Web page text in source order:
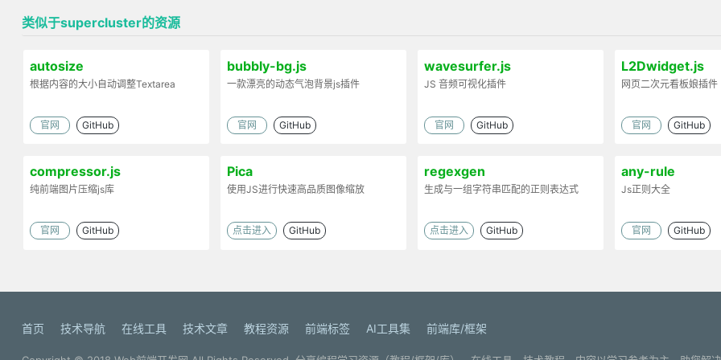
类似于supercluster的资源
autosize
根据内容的大小自动调整Textarea
官网 GitHub
bubbly-bg.js
一款漂亮的动态气泡背景js插件
官网 GitHub
wavesurfer.js
JS 音频可视化插件
官网 GitHub
L2Dwidget.js
网页二次元看板娘插件
官网 GitHub
compressor.js
纯前端图片压缩js库
官网 GitHub
Pica
使用JS进行快速高品质图像缩放
点击进入 GitHub
regexgen
生成与一组字符串匹配的正则表达式
点击进入 GitHub
any-rule
Js正则大全
官网 GitHub
首页 技术导航 在线工具 技术文章 教程资源 前端标签 AI工具集 前端库/框架